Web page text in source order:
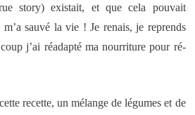
story) existait, et que cela pouvait
sauvé la vie ! Je renais, je reprends
j’ai réadapté ma nourriture pour ré-
recette, un mélange de légumes et de